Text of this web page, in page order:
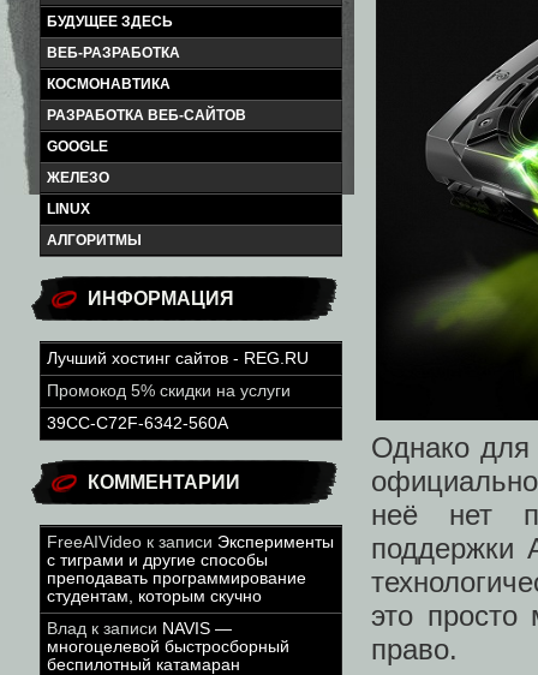
БУДУЩЕЕ ЗДЕСЬ
ВЕБ-РАЗРАБОТКА
КОСМОНАВТИКА
РАЗРАБОТКА ВЕБ-САЙТОВ
GOOGLE
ЖЕЛЕЗО
LINUX
АЛГОРИТМЫ
ИНФОРМАЦИЯ
Лучший хостинг сайтов - REG.RU
Промокод 5% скидки на услуги
39CC-C72F-6342-560A
КОММЕНТАРИИ
FreeAIVideo к записи Эксперименты
с тиграми и другие способы
преподавать программирование
студентам, которым скучно
Влад к записи NAVIS —
многоцелевой быстросборный
беспилотный катамаран
Однако для
неё нет
поддержки
это просто
право.